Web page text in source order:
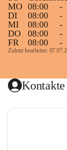
MO 08:00 -
DI
08:00 -
MI
08:00 -
DO
08:00 -
FR
08:00 -
Zuletzt bearbeitet:
Kontakte